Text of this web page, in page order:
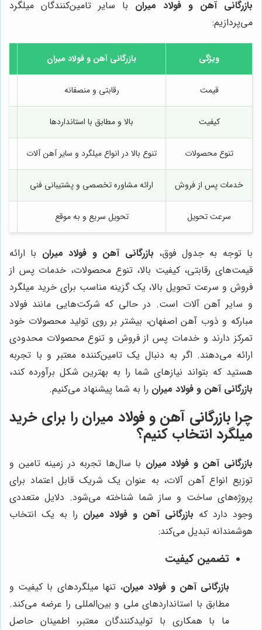
بازرگانی آهن و فولاد میران با سایر تامین‌کنندگان میلگرد
می‌پردازیم:
ویژگی بازرگانی آهن و فولاد میران
قیمت رقابتی و منصفانه
کیفیت بالا و مطابق با استانداردها
تنوع محصولات تنوع بالا در انواع میلگرد و سایر آهن آلات
خدمات پس از فروش ارائه مشاوره تخصصی و پشتیبانی فنی
سرعت تحویل تحویل سریع و به موقع
با توجه به جدول فوق، بازرگانی آهن و فولاد میران با ارائه
قیمت‌های رقابتی، کیفیت بالا، تنوع محصولات، خدمات پس از
فروش و سرعت تحویل بالا، یک گزینه مناسب برای خرید میلگرد
و سایر آهن آلات است. در حالی که شرکت‌هایی مانند فولاد
مبارکه و ذوب آهن اصفهان، بیشتر بر روی تولید محصولات خود
تمرکز دارند و خدمات پس از فروش و تنوع محصولات محدودی
ارائه می‌دهند. اگر به دنبال یک تامین‌کننده معتبر و با تجربه
هستید که بتواند نیازهای شما را به بهترین شکل برآورده کند،
بازرگانی آهن و فولاد میران را به شما پیشنهاد می‌کنیم.
چرا بازرگانی آهن و فولاد میران را برای خرید
میلگرد انتخاب کنیم؟
بازرگانی آهن و فولاد میران با سال‌ها تجربه در زمینه تامین و
توزیع انواع آهن آلات، به عنوان یک شریک قابل اعتماد برای
پروژه‌های ساخت و ساز شما شناخته می‌شود. دلایل متعددی
وجود دارد که بازرگانی آهن و فولاد میران را به یک انتخاب
هوشمندانه تبدیل می‌کند:
تضمین کیفیت
بازرگانی آهن و فولاد میران، تنها میلگردهای با کیفیت و
مطابق با استانداردهای ملی و بین‌المللی را عرضه می‌کند.
ما با همکاری با تولیدکنندگان معتبر، اطمینان حاصل